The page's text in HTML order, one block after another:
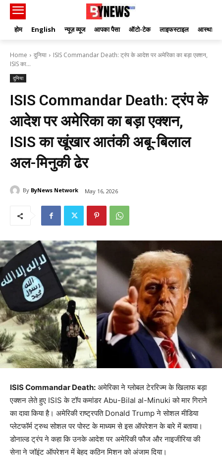
होम English न्यूज़ व्यूज आपका पैसा ऑटो-टेक लाइफस्टाइल आस्था
Home दुनिया
ISIS Commandar Death: ट्रंप के आदेश पर अमेरिका का बड़ा एक्शन,
ISIS का...
दुनिया
ISIS Commandar Death: ट्रंप के
आदेश पर अमेरिका का बड़ा एक्शन,
ISIS का खूंखार आतंकी अबू-बिलाल
अल-मिनुकी ढेर
By ByNews Network May 16, 2026
ISIS Commandar Death: अमेरिका ने ग्लोबल टेररिज्म के खिलाफ बड़ा
एक्शन लेते हुए ISIS के टॉप कमांडर Abu-Bilal al-Minuki को मार गिराने
का दावा किया है। अमेरिकी राष्ट्रपति Donald Trump ने सोशल मीडिया
प्लेटफॉर्म ट्रुथ सोशल पर पोस्ट के माध्यम से इस ऑपरेशन के बारे में बताया।
डोनाल्ड ट्रंप ने कहा कि उनके आदेश पर अमेरिकी फौज और नाइजीरिया की
सेना ने जॉइंट ऑपरेशन में बेहद कठिन मिशन को अंजाम दिया।